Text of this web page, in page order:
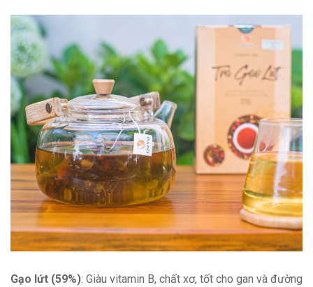
Gạo lứt (59%): Giàu vitamin B, chất xơ, tốt cho gan và đường